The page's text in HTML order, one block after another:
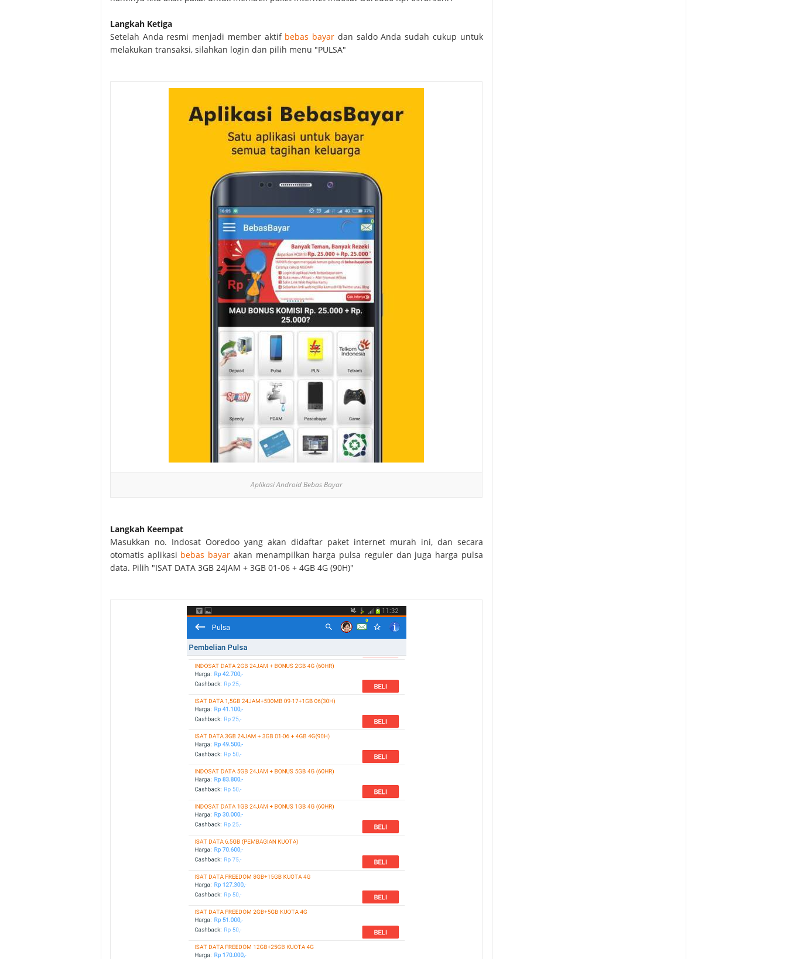
Langkah Ketiga
Setelah Anda resmi menjadi member aktif bebas bayar dan saldo Anda sudah cukup untuk
melakukan transaksi, silahkan login dan pilih menu "PULSA"
Aplikasi Android Bebas Bayar
Langkah Keempat
Masukkan no. Indosat Ooredoo yang akan didaftar paket internet murah ini, dan secara
otomatis aplikasi bebas bayar akan menampilkan harga pulsa reguler dan juga harga pulsa
data. Pilih "ISAT DATA 3GB 24JAM + 3GB 01-06 + 4GB 4G (90H)"